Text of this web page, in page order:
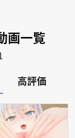
画一覧
高評価